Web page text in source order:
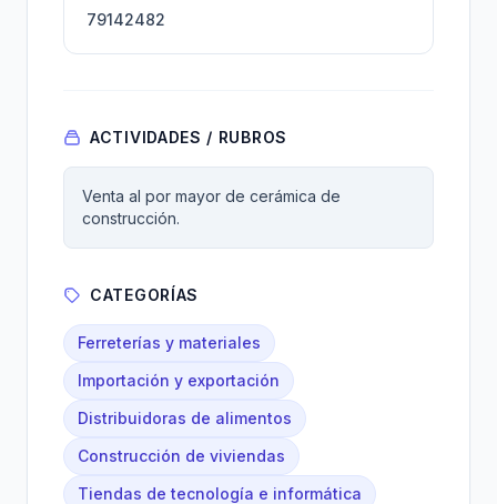
79142482
ACTIVIDADES / RUBROS
Venta al por mayor de cerámica de
construcción.
CATEGORÍAS
Ferreterías y materiales
Importación y exportación
Distribuidoras de alimentos
Construcción de viviendas
Tiendas de tecnología e informática